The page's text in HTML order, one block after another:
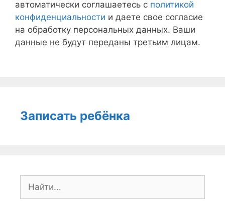
автоматически соглашаетесь с политикой
конфиденциальности и даете свое согласие
на обработку персональных данных. Ваши
данные не будут переданы третьим лицам.
Записать ребёнка